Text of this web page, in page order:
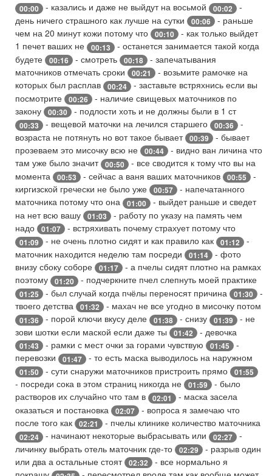
00:00 - казались и даже не выйдут на восьмой 00:02
-
день ничего страшного как лучше на сутки
00:06
- раньше
чем на 20 минут кожи потому что
00:10
- как только выйдет
1 печет ваших не
00:13
- останется занимается такой когда
будете
00:16 - смотреть 00:18
- запечатывания
маточников отмечать сроки
00:21
- возьмите рамочке на
которых был расплав
00:24
- заставьте встряхнись если вы
посмотрите
00:26
- наличие свищевых маточников по
закону
00:30 - подлости хоть и не должны были в 1 ст
00:33 - вещевой маточки на лечился старшего 00:36
-
возраста не потянуть но вот такое бывает 00:39
- бывает
прозеваем это мисочку всю не
00:44
- видно ван личина что
там уже было значит 00:50
- все сводится к тому что вы на
момента
00:53 - сейчас а ваня ваших маточников 00:55
-
киргизской гречески не было уже
00:57
- напечатанного
маточника потому что она
01:00
- выйдет раньше и сведет
на нет всю вашу
01:03
- работу по указу на память чем
надо
01:07 - встряхивать почему страхует потому что
01:09 - не очень плотно сидят и как правило как 01:12
-
маточник находится неделю там посреди
01:14
- фото
внизу сбоку соборе
01:17
- а пчелы сидят плотно на рамках
поэтому
01:20 - подчеркните пчел слепнуть моей практике
01:25 - был случай когда пчёлы переносят причина 01:30
-
твоего детства
01:32 - махач не все угодно в мисочку потом
01:36 - порой ключи вкусу деле 01:38 - снизу 01:39
- не
зови шотки если маской если даже ты
01:42 - девочка
01:43 - рамки с мест очки за горами чувствую 01:45
-
перевозки
01:47 - то есть маска выводилось на наружном
01:50 - сути снаружи маточников пристроить прямо 01:55
- посреди сока в этом страниц никогда не 01:59
- было
растворов их случайно что там в
02:01
- маска засела
оказаться и постановка
02:07
- вопроса я замечаю что
после того как
02:21 - пчелы клинике количество маточника
02:24 - начинают некоторые выбрасывать или 02:27
-
личинку выбрать отель маточник где-то
02:29
- разрыв один
или два а остальные стоят 02:32
- все нормально я